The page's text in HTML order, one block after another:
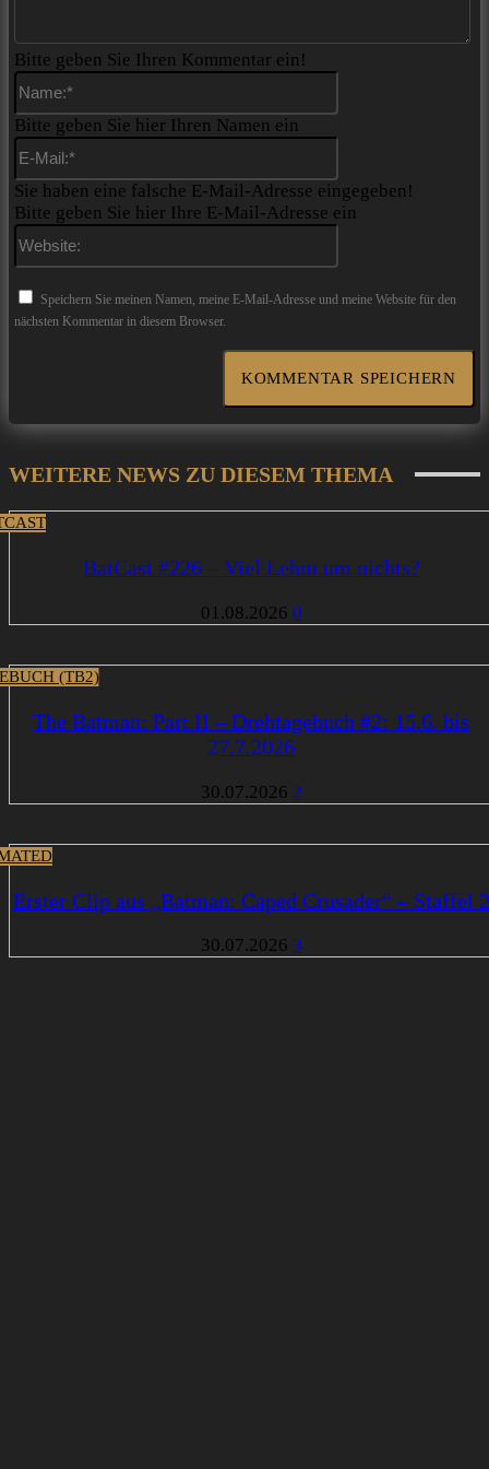
Bitte geben Sie Ihren Kommentar ein!
Bitte geben Sie hier Ihren Namen ein
Sie haben eine falsche E-Mail-Adresse eingegeben!
Bitte geben Sie hier Ihre E-Mail-Adresse ein
Speichern Sie meinen Namen, meine E-Mail-Adresse und meine Website für den
nächsten Kommentar in diesem Browser.
WEITERE NEWS ZU DIESEM THEMA
BatCast #226 – Viel Lehm um nichts?
01.08.2026 0
(TB2)
The Batman: Part II – Drehtagebuch #2: 15.6. bis
27.7.2026
30.07.2026 2
Erster Clip aus „Batman: Caped Crusader“ – Staffel 2
30.07.2026 3